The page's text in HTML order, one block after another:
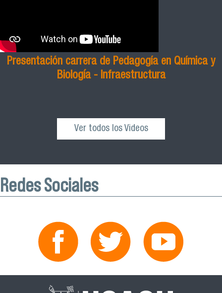
Presentación carrera de Pedagogía en Química y
Biología - Infraestructura
Ver todos los Videos
Redes Sociales